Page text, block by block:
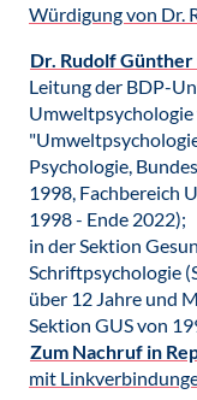
Würdigung von Dr.
Dr. Rudolf
Leitung der BDP-
Psychologie,
1998, Fachbereich
1998 - Ende 2022);
in der Sektion
Schriftpsychologie
über 12 Jahre und
Sektion GUS von
Zum Nachruf in
mit